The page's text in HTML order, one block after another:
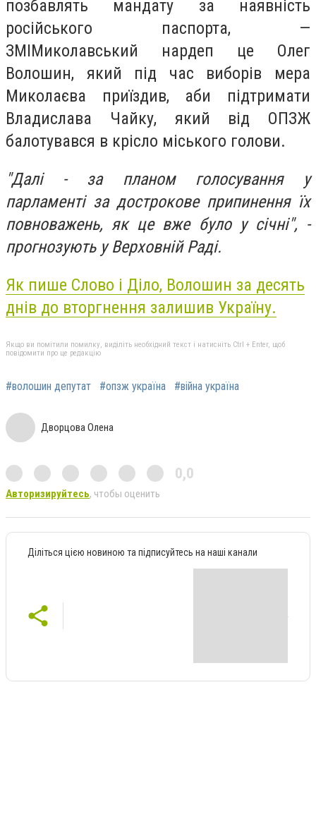
позбавлять мандату за наявність
російського паспорта, —
ЗМІМиколавський нардеп це Олег
Волошин, який під час виборів мера
Миколаєва приїздив, аби підтримати
Владислава Чайку, який від ОПЗЖ
балотувався в крісло міського голови.
"Далі - за планом голосування у
парламенті за дострокове припинення їх
повноважень, як це вже було у січні", -
прогнозують у Верховній Раді.
Як пише Слово і Діло, Волошин за десять
днів до вторгнення залишив Україну.
Якщо ви помітили помилку, виділіть необхідний текст і натисніть Ctrl + Enter, щоб
повідомити про це редакцію
#волошин депутат #опзж україна #війна україна
Дворцова Олена
0,0
Авторизируйтесь, чтобы оценить
Діліться цією новиною та підписуйтесь на наші канали